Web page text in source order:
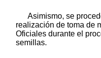
Asimismo, se
realización de toma de
Oficiales durante el
semillas.